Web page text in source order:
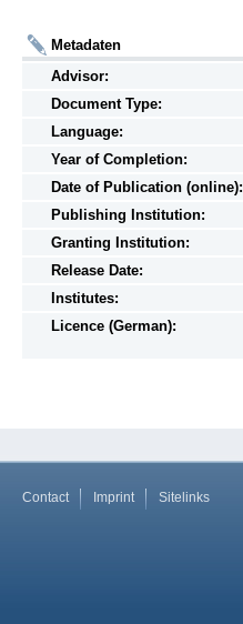
Metadaten
Advisor:
Document Type:
Language:
Year of Completion:
Date of Publication (online):
Publishing Institution:
Granting Institution:
Release Date:
Institutes:
Licence (German):
Contact Imprint Sitelinks